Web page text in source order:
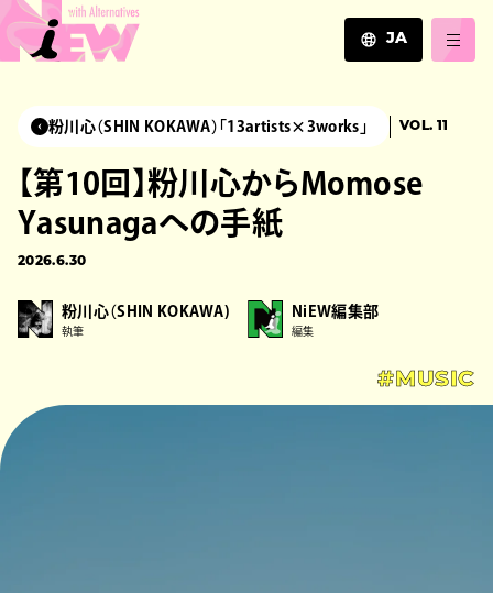
JA
EN
ZH
粉川心（SHIN KOKAWA）「13artists×3works」 VOL. 11
【第10回】粉川心からMomose
Yasunagaへの手紙
2026.6.30
粉川心（SHIN KOKAWA)
執筆
NiEW編集部
編集
#MUSIC